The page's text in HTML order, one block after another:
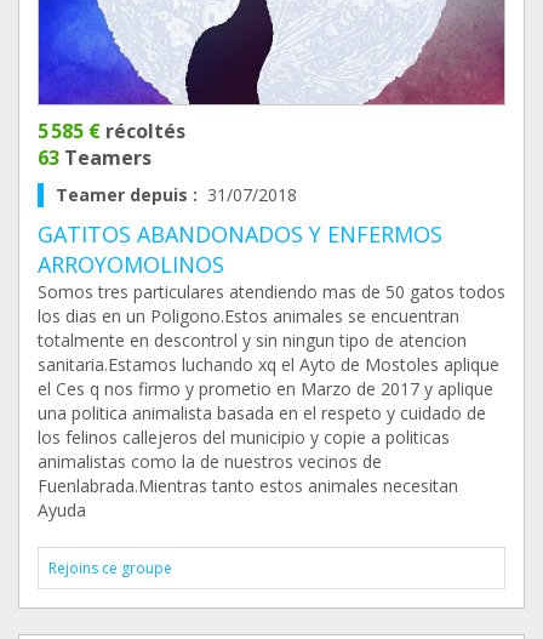
5 585 € récoltés
63 Teamers
Teamer depuis : 31/07/2018
GATITOS ABANDONADOS Y ENFERMOS
ARROYOMOLINOS
Somos tres particulares atendiendo mas de 50 gatos todos
los dias en un Poligono.Estos animales se encuentran
totalmente en descontrol y sin ningun tipo de atencion
sanitaria.Estamos luchando xq el Ayto de Mostoles aplique
el Ces q nos firmo y prometio en Marzo de 2017 y aplique
una politica animalista basada en el respeto y cuidado de
los felinos callejeros del municipio y copie a politicas
animalistas como la de nuestros vecinos de
Fuenlabrada.Mientras tanto estos animales necesitan
Ayuda
Rejoins ce groupe